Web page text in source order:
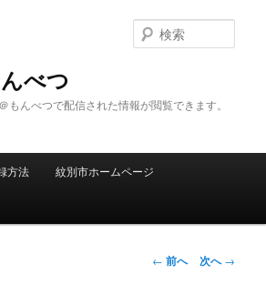
べつ
もんべつで配信された情報が閲覧できます。
索
方法 紋別市ホームページ
投
← 前へ 次へ→